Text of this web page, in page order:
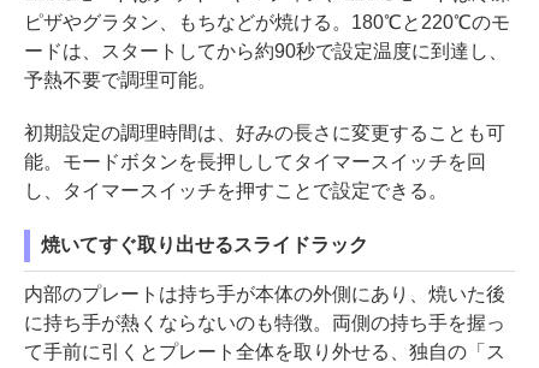
ピザやグラタン、もちなどが焼ける。180℃と220℃のモ
ードは、スタートしてから約90秒で設定温度に到達し、
予熱不要で調理可能。
初期設定の調理時間は、好みの長さに変更することも可
能。モードボタンを長押ししてタイマースイッチを回
し、タイマースイッチを押すことで設定できる。
焼いてすぐ取り出せるスライドラック
内部のプレートは持ち手が本体の外側にあり、焼いた後
に持ち手が熱くならないのも特徴。両側の持ち手を握っ
て手前に引くとプレート全体を取り外せる、独自の「ス